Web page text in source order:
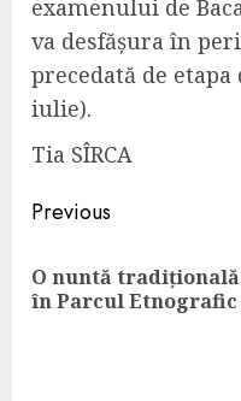
examenului de
va desfășura în
precedată de etapa
iulie).
Tia SÎRCA
Continue
Reading
Previous
O nuntă
în Parcul Etnografic